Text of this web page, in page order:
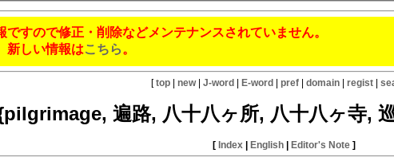
すので修正・削除などメンテナンスされていません。
新しい情報はこちら。
[top | new| J-word | E-word | pref | domain | regist |
遍路, 八十八ヶ所, 八十八ヶ寺,
[ Index | English | Editor's Note ]